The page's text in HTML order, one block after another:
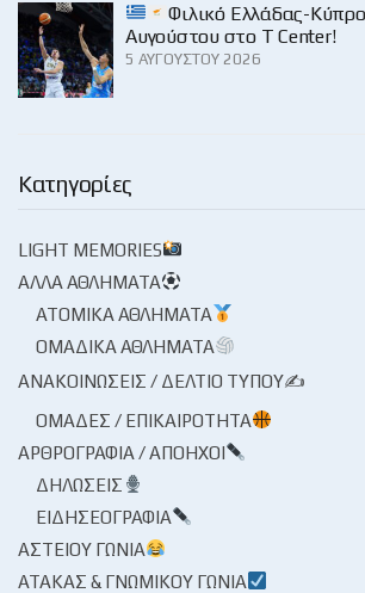
Φιλικό Ελλάδας-
Αυγούστου στο Τ Center!
5 ΑΥΓΟΎΣΤΟΥ 2026
Κατηγορίες
LIGHT MEMORIES
ΆΛΛΑ ΑΘΛΉΜΑΤΑ
ΑΤΟΜΙΚΆ ΑΘΛΉΜΑΤΑ
ΟΜΑΔΙΚΆ ΑΘΛΉΜΑΤΑ
ΑΝΑΚΟΙΝΏΣΕΙΣ / ΔΕΛΤΊΟ ΤΎΠΟΥ✍
ΟΜΆΔΕΣ / ΕΠΙΚΑΙΡΌΤΗΤΑ
ΑΡΘΡΟΓΡΑΦΊΑ / ΑΠΌΗΧΟΙ
ΔΗΛΏΣΕΙΣ
ΕΙΔΗΣΕΟΓΡΑΦΊΑ
ΑΣΤΕΊΟΥ ΓΩΝΊΑ
ΑΤΆΚΑΣ & ΓΝΩΜΙΚΟΎ ΓΩΝΊΑ